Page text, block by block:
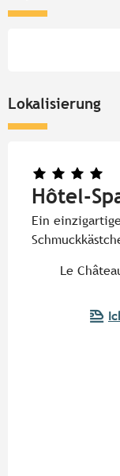
Lokalisierung
Hôtel-
Ein
Le